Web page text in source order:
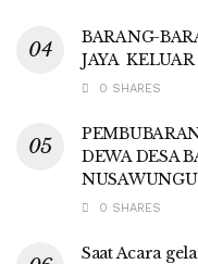
BARANG-
JAYA
0 SHARES
DEWA DESA
0 SHARES
Saat Acara